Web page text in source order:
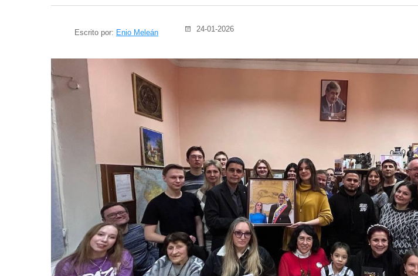
Escrito por: Enio Meleán 24-01-2026